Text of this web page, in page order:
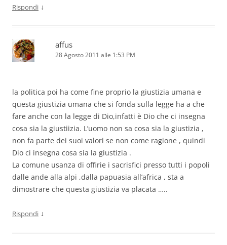
Rispondi ↓
affus
28 Agosto 2011 alle 1:53 PM
la politica poi ha come fine proprio la giustizia umana e
questa giustizia umana che si fonda sulla legge ha a che
fare anche con la legge di Dio,infatti è Dio che ci insegna
cosa sia la giustiizia. L’uomo non sa cosa sia la giustizia ,
non fa parte dei suoi valori se non come ragione , quindi
Dio ci insegna cosa sia la giustizia .
La comune usanza di offirie i sacrisfici presso tutti i popoli
dalle ande alla alpi ,dalla papuasia all’africa , sta a
dimostrare che questa giustizia va placata …..
Rispondi ↓